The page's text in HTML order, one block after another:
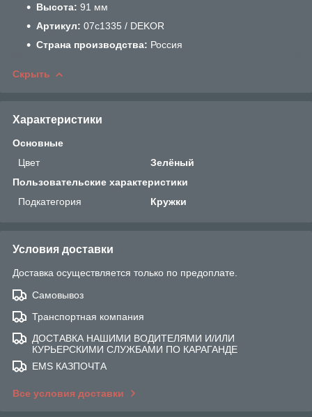
Высота: 91 мм
Артикул: 07с1335 / DEKOR
Страна производства: Россия
Скрыть
Характеристики
Основные
Цвет
Зелёный
Пользовательские характеристики
Подкатегория
Кружки
Условия доставки
Доставка осуществляется только по предоплате.
Самовывоз
Транспортная компания
ДОСТАВКА НАШИМИ ВОДИТЕЛЯМИ И/ИЛИ
КУРЬЕРСКИМИ СЛУЖБАМИ ПО КАРАГАНДЕ
EMS КАЗПОЧТА
Все условия доставки